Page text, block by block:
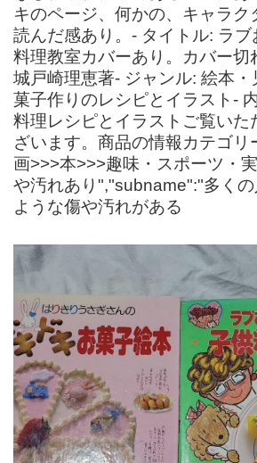
キのページ、何かの、キャラク
読んだ感あり。- タイトル: ラ
料理教室カバーあり。カバー切
城戸崎理恵著- ジャンル: 絵本・
菓子作りのレシピとイラスト-
料理レシピとイラストご覧いた
ざいます。商品の情報カテゴリ
画>>>本>>>趣味・スポーツ・
や汚れあり","subname":"多く
ような傷や汚れがある